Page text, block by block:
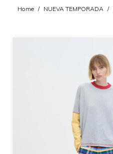
Home / NUEVA TEMPORADA /